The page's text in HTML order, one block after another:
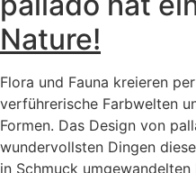
Nature!
Flora und Fauna kreieren
verführerische Farbwelten
Formen. Das Design von
wundervollsten Dingen
in Schmuck